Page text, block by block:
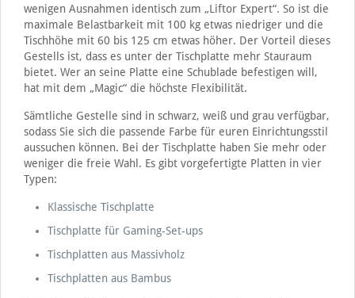
wenigen Ausnahmen identisch zum „Liftor Expert“. So ist die
maximale Belastbarkeit mit 100 kg etwas niedriger und die
Tischhöhe mit 60 bis 125 cm etwas höher. Der Vorteil dieses
Gestells ist, dass es unter der Tischplatte mehr Stauraum
bietet. Wer an seine Platte eine Schublade befestigen will,
hat mit dem „Magic“ die höchste Flexibilität.
Sämtliche Gestelle sind in schwarz, weiß und grau verfügbar,
sodass Sie sich die passende Farbe für euren Einrichtungsstil
aussuchen können. Bei der Tischplatte haben Sie mehr oder
weniger die freie Wahl. Es gibt vorgefertigte Platten in vier
Typen:
Klassische Tischplatte
Tischplatte für Gaming-Set-ups
Tischplatten aus Massivholz
Tischplatten aus Bambus